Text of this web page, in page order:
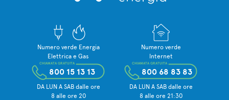
Numero verde Energia
Elettrica e Gas
800 15 13 13
CHIAMATA GRATUITA
DA LUN A SAB dalle ore
8 alle ore 20
Numero verde
Internet
800 68 83 83
CHIAMATA GRATUITA
DA LUN A SAB dalle ore
8 alle ore 21:30